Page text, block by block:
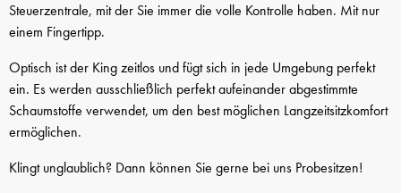
Steuerzentrale, mit der Sie immer die volle Kontrolle haben. Mit nur
einem Fingertipp.
Optisch ist der King zeitlos und fügt sich in jede Umgebung perfekt
ein. Es werden ausschließlich perfekt aufeinander abgestimmte
Schaumstoffe verwendet, um den best möglichen Langzeitsitzkomfort
ermöglichen.
Klingt unglaublich? Dann können Sie gerne bei uns Probesitzen!